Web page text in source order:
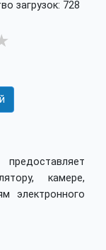
загрузок: 728
камере,
электронного